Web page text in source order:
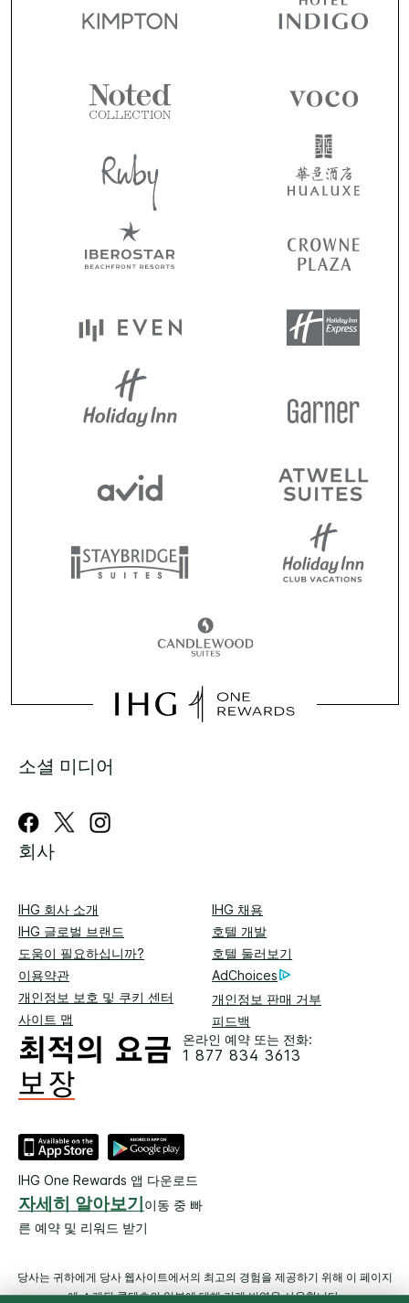
소셜 미디어
회사
IHG 회사 소개
IHG 채용
IHG 글로벌 브랜드
호텔 개발
도움이 필요하십니까?
호텔 둘러보기
이용약관
AdChoices
개인정보 보호 및 쿠키 센터
개인정보 판매 거부
사이트 맵
피드백
온라인 예약 또는 전화:
1 877 834 3613
IHG One Rewards 앱 다운로드
자세히 알아보기 이동 중 빠
른 예약 및 리워드 받기
당사는 귀하에게 당사 웹사이트에서의 최고의 경험을 제공하기 위해 이 페이지
에 소개된 콘텐츠의 일부에 대해 기계 번역을 사용합니다.